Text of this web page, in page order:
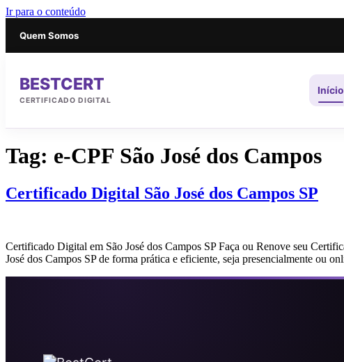
Ir para o conteúdo
Quem Somos
BESTCERT
CERTIFICADO DIGITAL
Início
Tag: e-CPF São José dos Campos
Certificado Digital São José dos Campos SP
Certificado Digital em São José dos Campos SP Faça ou Renove seu
José dos Campos SP de forma prática e eficiente, seja presencialmente ou